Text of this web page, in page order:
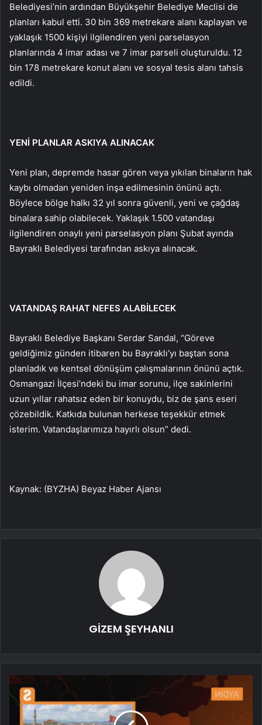
Belediyesi’nin ardından Büyükşehir Belediye Meclisi de
planları kabul etti. 30 bin 369 metrekare alanı kaplayan ve
yaklaşık 1500 kişiyi ilgilendiren yeni parselasyon
planlarında 4 imar adası ve 7 imar parseli oluşturuldu. 12
bin 178 metrekare konut alanı ve sosyal tesis alanı tahsis
edildi.
YENİ PLANLAR ASKIYA ALINACAK
Yeni plan, depremde hasar gören veya yıkılan binaların hak
kaybı olmadan yeniden inşa edilmesinin önünü açtı.
Böylece bölge halkı 32 yıl sonra güvenli, yeni ve çağdaş
binalara sahip olabilecek. Yaklaşık 1.500 vatandaşı
ilgilendiren onaylı yeni parselasyon planı Şubat ayında
Bayraklı Belediyesi tarafından askıya alınacak.
VATANDAŞ RAHAT NEFES ALABİLECEK
Bayraklı Belediye Başkanı Serdar Sandal, “Göreve
geldiğimiz günden itibaren bu Bayraklı’yı baştan sona
planladık ve kentsel dönüşüm çalışmalarının önünü açtık.
Osmangazi İlçesi’ndeki bu imar sorunu, ilçe sakinlerini
uzun yıllar rahatsız eden bir konuydu, biz de şans eseri
çözebildik. Katkıda bulunan herkese teşekkür etmek
isterim. Vatandaşlarımıza hayırlı olsun” dedi.
Kaynak: (BYZHA) Beyaz Haber Ajansı
GİZEM ŞEYHANLI